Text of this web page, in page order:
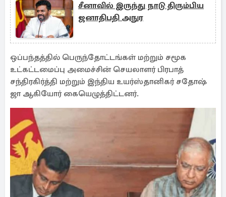
சீனாவில் இருந்து நாடு திரும்பிய
ஜனாதிபதி அநுர
ஒப்பந்தத்தில் பெருந்தோட்டங்கள் மற்றும் சமூக
உட்கட்டமைப்பு அமைச்சின் செயலாளர் பிரபாத்
சந்திரகிர்த்தி மற்றும் இந்திய உயர்ஸ்தானிகர் சதோஷ்
ஜா ஆகியோர் கையெழுத்திட்டனர்.